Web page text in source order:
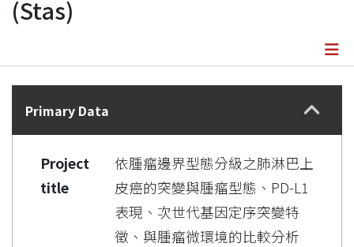
(Stas)
Details
Primary Data
Project
title
依腫瘤邊界型態分級之肺淋巴上
皮癌的突變與腫瘤型態、PD-L1
表現、次世代基因定序突變特
徵、與腫瘤微環境的比較分析